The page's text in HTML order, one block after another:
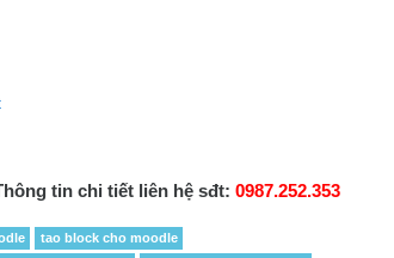
tin chi tiết liên hệ sđt: 0987.252.353
tao block cho moodle